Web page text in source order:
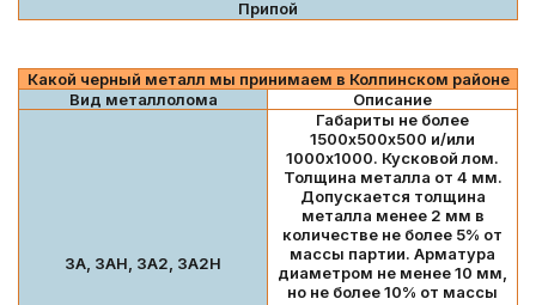
Припой
Какой черный металл мы принимаем в Колпинском районе
Вид металлолома
Описание
3А, 3АН, 3А2, 3А2Н
Габариты не более
1500х500х500 и/или
1000х1000. Кусковой лом.
Толщина металла от 4 мм.
Допускается толщина
металла менее 2 мм в
количестве не более 5% от
массы партии. Арматура
диаметром не менее 10 мм,
но не более 10% от массы